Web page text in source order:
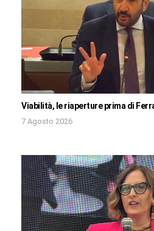
Viabilità, le riaperture prima di
7 Agosto 2026